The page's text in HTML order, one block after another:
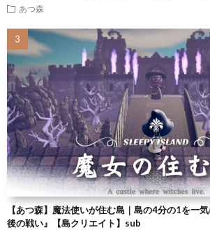
あつ森
【あつ森】魔法使いが住む島｜島の4分の1を一
後の戦い』【島クリエイト】sub